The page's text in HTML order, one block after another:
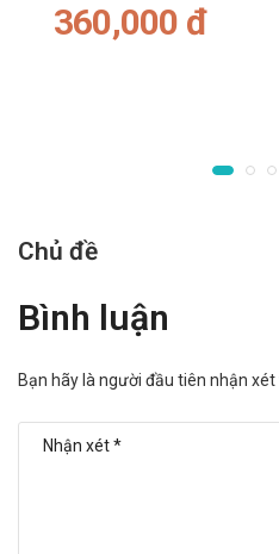
360,000 đ
Chủ đề
Bình luận
Bạn hãy là người đầu tiên nhận